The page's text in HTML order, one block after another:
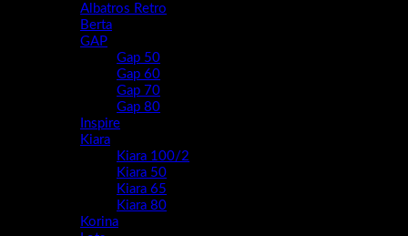
Albatros Retro
Berta
GAP
Gap 50
Gap 60
Gap 70
Gap 80
Inspire
Kiara
Kiara 100/2
Kiara 50
Kiara 65
Kiara 80
Korina